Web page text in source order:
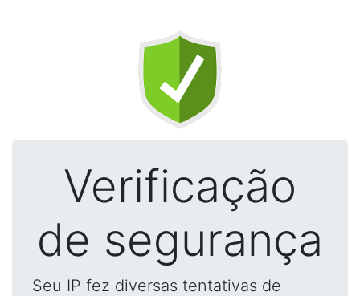
Verificação
de segurança
Seu IP fez diversas tentativas de